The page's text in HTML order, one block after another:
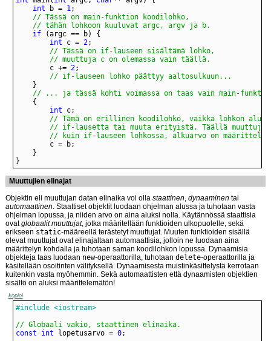
int b = 1
	// tähän lohkoon kuuluvat argc, argv ja b.
if
int c = 2
		// muuttuja c on olemassa vain täällä.
		c +=
2
// if-lauseen lohko päättyy aaltosulkuun...
// ... ja tässä kohti voimassa on taas vain main-
int
// kuin if-lauseen lohkossa, alkuarvo on
}
Muuttujien elinajat
Objektin eli muuttujan datan elinaika voi olla staattinen, dynaaminen tai
automaattinen. Staattiset objektit luodaan ohjelman alussa ja tuhotaan vasta
ohjelman lopussa, ja niiden arvo on aina aluksi nolla. Käytännössä staattisia
ovatglobaalit muuttujat, jotka määritellään funktioiden ulkopuolelle, sekä
erikseen static-määreellä terästetyt muuttujat. Muuten funktioiden sisällä
olevat muuttujat ovat elinajaltaan automaattisia, jolloin ne luodaan aina
määrittelyn kohdalla ja tuhotaan saman koodilohkon lopussa. Dynaamisia
objekteja taas luodaan new-operaattorilla, tuhotaan delete-operaattorilla ja
käsitellään osoitinten välityksellä. Dynaamisesta muistinkäsittelystä kerrotaan
kuitenkin vasta myöhemmin. Sekä automaattisten että dynaamisten objektien
sisältö on aluksi määrittelemätön!
kopioi
#include <iostream>
// Globaali vakio, staattinen elinaika.
const
int lopetusarvo = 0